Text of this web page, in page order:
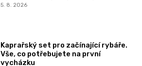
5. 8. 2026
Kaprařský set pro začínající rybáře.
Vše, co potřebujete na první
vycházku